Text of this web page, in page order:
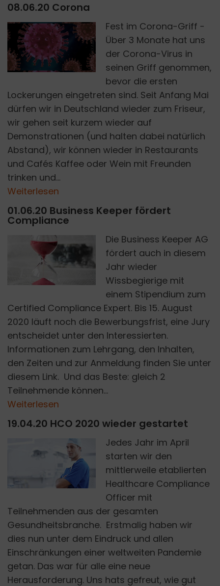
08.06.20 Corona
PIRO4D PIXABAY
Fest im Corona-Griff -
Über 3 Monate hat uns
der Corona-Virus in
seinen Griff genommen,
bevor die ersten
Lockerungen eingetreten sind. Seit Anfang Mai
dürfen wir in Deutschland wieder zum Friseur,
wir gehen seit kurzem wieder auf
Demonstrationen (und halten dabei natürlich
Abstand), wir können wieder in Restaurants
und Cafés Kaffee oder Wein mit Freunden
trinken und...
Weiterlesen
01.06.20 Business Keeper fördert
Compliance
Die Business Keeper AG
fördert auch in diesem
Jahr wieder
Wissbegierige mit
einem Stipendium zum
Certified Compliance Expert. Bis 15. August
2020 läuft noch die Bewerbungsfrist, eine Jury
entscheidet unter den Interessierten.
Informationen zum Lehrgang, den Inhalten,
den Zeiten und zur Anmeldung finden Sie unter
diesem Link. Und das Beste: gleich 2
Teilnehmende können...
Weiterlesen
19.04.20 HCO 2020 wieder gestartet
Jedes Jahr im April
starten wir den
mittlerweile etablierten
Healthcare Compliance
Officer mit
Teilnehmenden aus der gesamten
Gesundheitsbranche. Erstmalig haben wir
dies nun unter dem Eindruck und allen
Einschränkungen einer weltweiten Pandemie
getan. Das war für alle eine neue
Herausforderung. Uns hats gefreut, wie gut